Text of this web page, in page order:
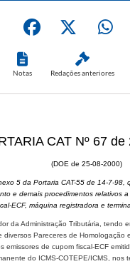
Notas Redações anteriores
CAT Nº 67
(DOE de 25-08-2000)
5 da Portaria CAT-55 de 14-7-98,
e demais procedimentos relativos
ECF, máquina registradora e
da Administração Tributária, tendo
diversos Pareceres de Homologação
emissores de cupom fiscal-ECF
do ICMS-COTEPE/ICMS, nos